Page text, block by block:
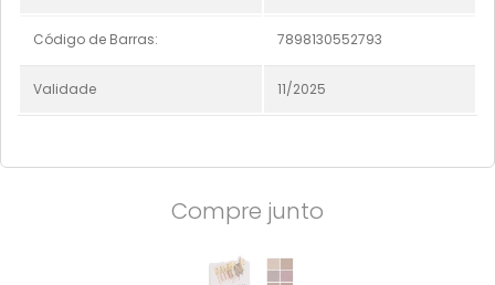
Código de Barras: 7898130552793
Validade 11/2025
Compre junto